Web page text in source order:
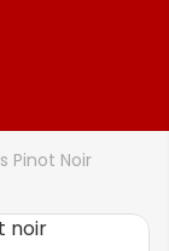
Pinot Noir